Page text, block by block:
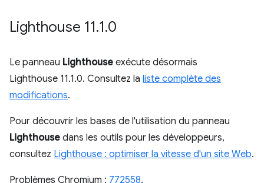
Lighthouse 11.1.0
Le panneau Lighthouse exécute désormais
Lighthouse 11.1.0. Consultez la liste complète des
modifications.
Pour découvrir les bases de l'utilisation du panneau
Lighthouse dans les outils pour les développeurs,
consultez Lighthouse : optimiser la vitesse d'un site Web.
Problèmes Chromium : 772558.